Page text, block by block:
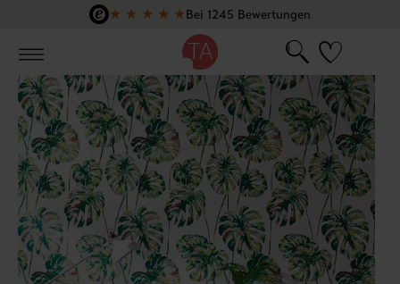
Zum Hauptinhalt springen
★ ★ ★ ★ ★Bei 1245 Bewertungen